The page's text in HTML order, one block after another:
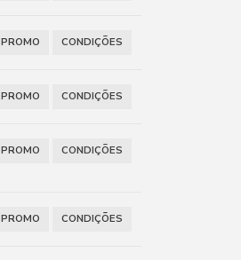
PROMO CONDIÇÕES
PROMO CONDIÇÕES
PROMO CONDIÇÕES
PROMO CONDIÇÕES